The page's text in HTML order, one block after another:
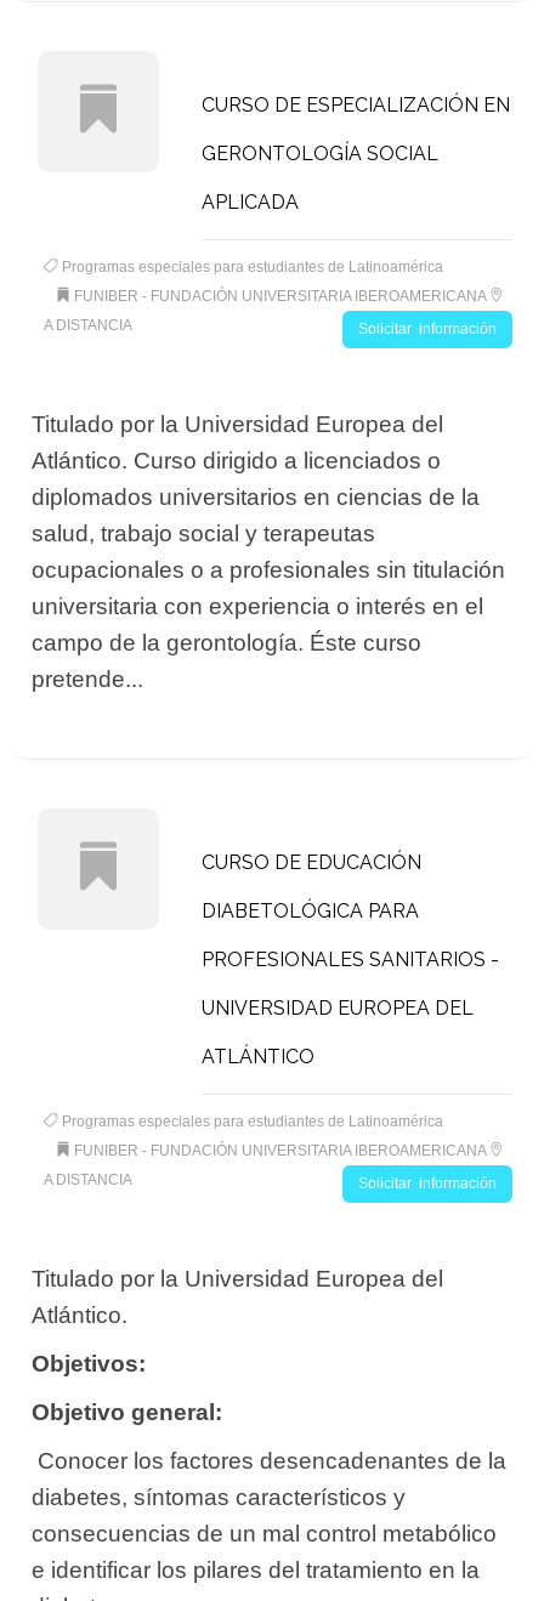
CURSO DE ESPECIALIZACIÓN EN
GERONTOLOGÍA SOCIAL
APLICADA
Programas especiales para estudiantes de Latinoamérica
FUNIBER - FUNDACIÓN UNIVERSITARIA IBEROAMERICANA
A DISTANCIA
Solicitar información
Titulado por la Universidad Europea del
Atlántico. Curso dirigido a licenciados o
diplomados universitarios en ciencias de la
salud, trabajo social y terapeutas
ocupacionales o a profesionales sin titulación
universitaria con experiencia o interés en el
campo de la gerontología. Éste curso
pretende...
CURSO DE EDUCACIÓN
DIABETOLÓGICA PARA
PROFESIONALES SANITARIOS -
UNIVERSIDAD EUROPEA DEL
ATLÁNTICO
Programas especiales para estudiantes de Latinoamérica
FUNIBER - FUNDACIÓN UNIVERSITARIA IBEROAMERICANA
A DISTANCIA
Solicitar información
Titulado por la Universidad Europea del
Atlántico.
Objetivos:
Objetivo general:
 Conocer los factores desencadenantes de la
diabetes, síntomas característicos y
consecuencias de un mal control metabólico
e identificar los pilares del tratamiento en la